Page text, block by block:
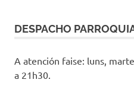
DESPACHO
A atención faise: luns,
a 21h30.